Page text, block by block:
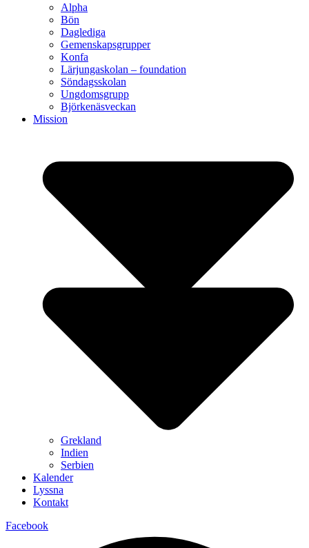
Alpha
Bön
Daglediga
Gemenskapsgrupper
Konfa
Lärjungaskolan – foundation
Söndagsskolan
Ungdomsgrupp
Björkenäsveckan
Mission
Grekland
Indien
Serbien
Kalender
Lyssna
Kontakt
Facebook